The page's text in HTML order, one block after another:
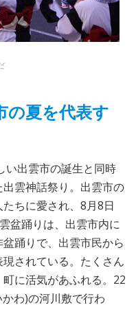
の夏を代表す
い出雲市の誕生と同時
雲神話祭り。出雲市の
ちに愛され、8月8日
盆踊りは、出雲市内に
踊りで、出雲市民から
されている。たくさん
に活気があふれる。22
わ)の河川敷で行わ